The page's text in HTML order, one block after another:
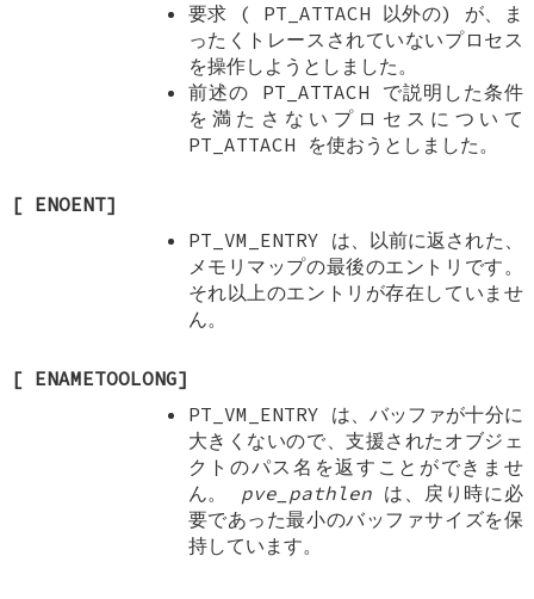
要求 ( PT_ATTACH 以外の) が、ま
ったくトレースされていないプロセス
を操作しようとしました。
前述の PT_ATTACH で説明した条件
を満たさないプロセスについて
PT_ATTACH を使おうとしました。
[ ENOENT]
PT_VM_ENTRY は、以前に返された、
メモリマップの最後のエントリです。
それ以上のエントリが存在していませ
ん。
[ ENAMETOOLONG]
PT_VM_ENTRY は、バッファが十分に
大きくないので、支援されたオブジェ
クトのパス名を返すことができませ
ん。 pve_pathlenは、戻り時に必
要であった最小のバッファサイズを保
持しています。